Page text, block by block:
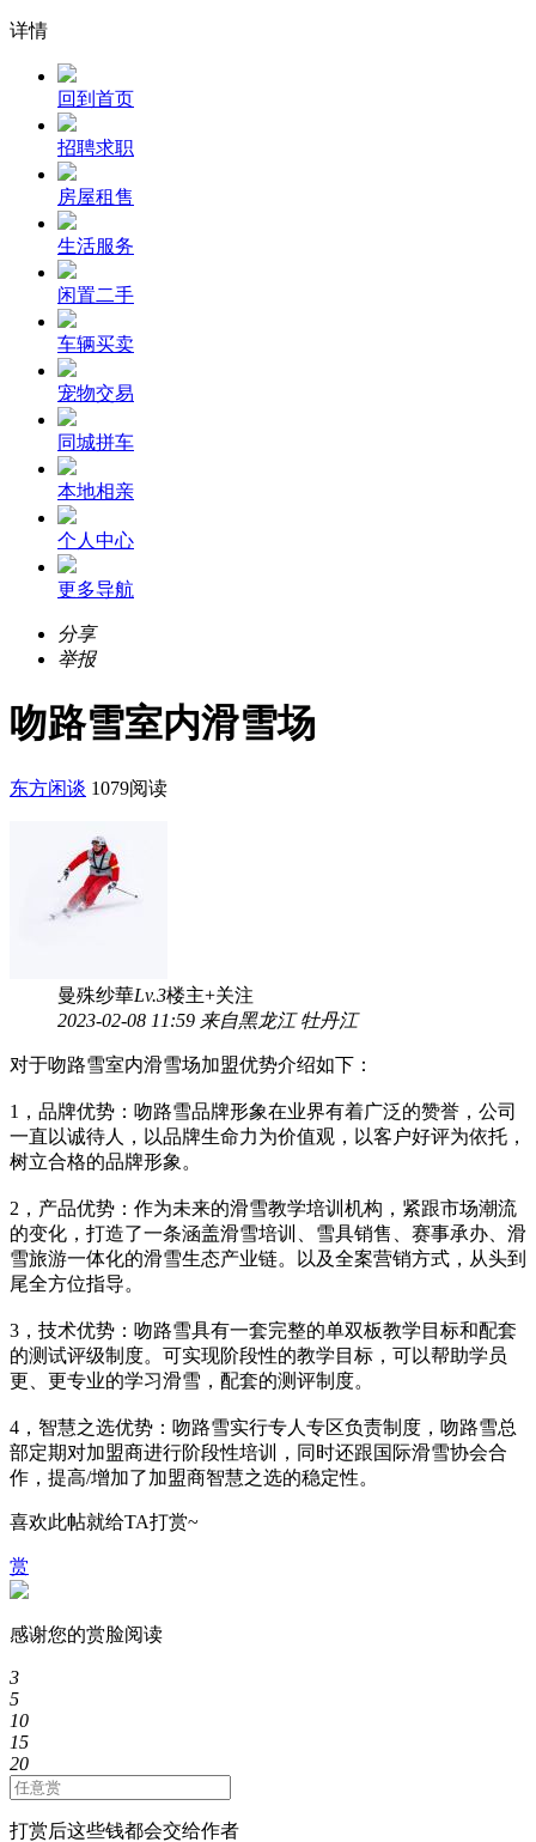
详情
回到首页
招聘求职
房屋租售
生活服务
闲置二手
车辆买卖
宠物交易
同城拼车
本地相亲
个人中心
更多导航
分享
举报
吻路雪室内滑雪场
东方闲谈 1079阅读
曼殊纱華Lv.3楼主+关注
2023-02-08 11:59 来自黑龙江 牡丹江
对于吻路雪室内滑雪场加盟优势介绍如下：
1，品牌优势：吻路雪品牌形象在业界有着广泛的赞誉，公司
一直以诚待人，以品牌生命力为价值观，以客户好评为依托，
树立合格的品牌形象。
2，产品优势：作为未来的滑雪教学培训机构，紧跟市场潮流
的变化，打造了一条涵盖滑雪培训、雪具销售、赛事承办、滑
雪旅游一体化的滑雪生态产业链。以及全案营销方式，从头到
尾全方位指导。
3，技术优势：吻路雪具有一套完整的单双板教学目标和配套
的测试评级制度。可实现阶段性的教学目标，可以帮助学员
更、更专业的学习滑雪，配套的测评制度。
4，智慧之选优势：吻路雪实行专人专区负责制度，吻路雪总
部定期对加盟商进行阶段性培训，同时还跟国际滑雪协会合
作，提高/增加了加盟商智慧之选的稳定性。
喜欢此帖就给TA打赏~
赏
感谢您的赏脸阅读
3
5
10
15
20
打赏后这些钱都会交给作者